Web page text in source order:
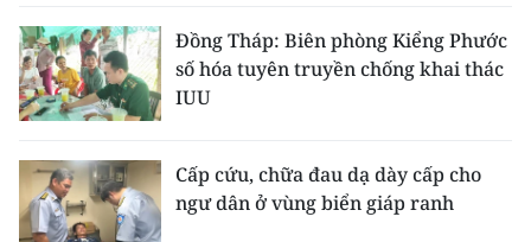
Đồng Tháp: Biên phòng Kiểng Phước
số hóa tuyên truyền chống khai thác
IUU
Cấp cứu, chữa đau dạ dày cấp cho
ngư dân ở vùng biển giáp ranh